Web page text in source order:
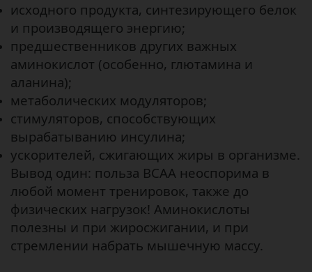
исходного продукта, синтезирующего белок
и производящего энергию;
предшественников других важных
аминокислот (особенно, глютамина и
аланина);
метаболических модуляторов;
стимуляторов, способствующих
вырабатыванию инсулина;
ускорителей, сжигающих жиры в организме.
Вывод один: польза ВСАА неоспорима в
любой момент тренировок, также до
физических нагрузок! Аминокислоты
полезны и при жиросжигании, и при
стремлении набрать мышечную массу.